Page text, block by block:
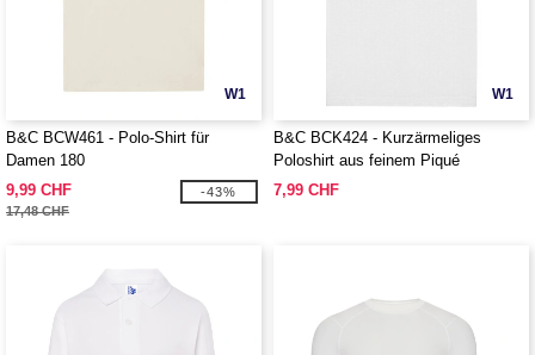
W1
B&C BCW461 - Polo-Shirt für
Damen 180
9,99 CHF
17,48 CHF
-43%
W1
B&C BCK424 - Kurzärmeliges
Poloshirt aus feinem Piqué
7,99 CHF